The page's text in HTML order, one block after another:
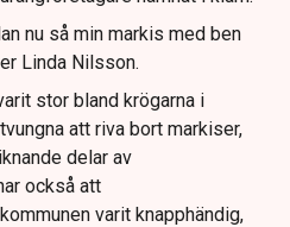
nu så min markis med ben
Linda Nilsson.
stor bland krögarna i
att riva bort markiser,
delar av
också att
varit knapphändig,